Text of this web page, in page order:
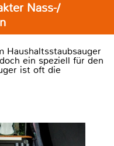
Nass-/
Haushaltsstaubsauger
ein speziell für den
ist oft die